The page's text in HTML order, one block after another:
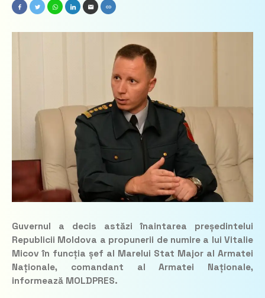
Guvernul a decis astăzi înaintarea președintelui
Republicii Moldova a propunerii de numire a lui Vitalie
Micov în funcția șef al Marelui Stat Major al Armatei
Naționale, comandant al Armatei Naționale,
informează MOLDPRES.